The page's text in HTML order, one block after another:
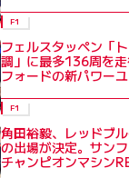
F1
フェルスタッペン「
調」に最多136周を走
フォードの新パワー
F1
角田裕毅、レッドブ
の出場が決定。サン
チャンピオンマシン